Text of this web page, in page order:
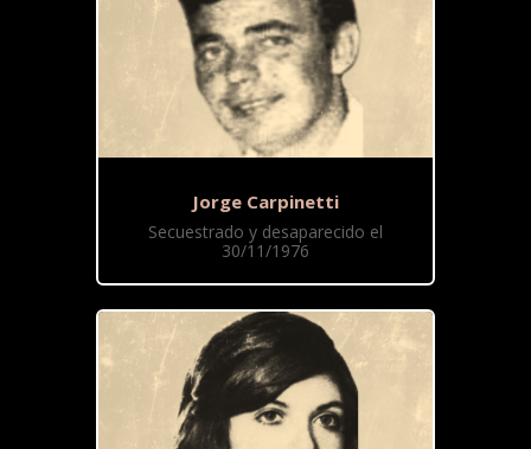
Jorge Carpinetti
Secuestrado y desaparecido el
30/11/1976